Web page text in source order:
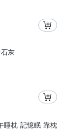
灰
睡枕 記憶眠 靠枕